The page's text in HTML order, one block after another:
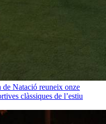
de Natació reuneix onze
clàssiques de l’estiu